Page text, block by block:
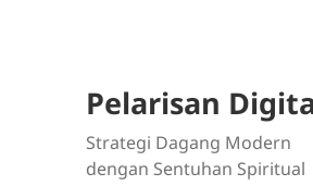
Pelarisan
Strategi Dagang Modern
dengan Sentuhan Spiritual